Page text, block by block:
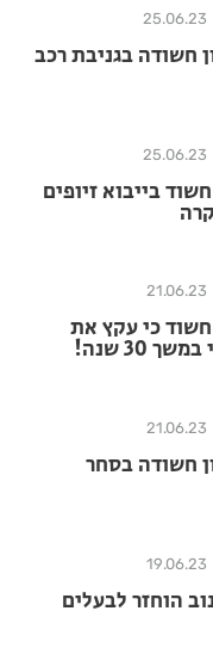
25.06.23
חשודה בגניבת רכב
25.06.23
בייבוא זיופים
21.06.23
כי עקץ את
30 שנה!
21.06.23
חשודה בסחר
19.06.23
הוחזר לבעלים